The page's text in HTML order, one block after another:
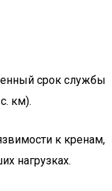
срок службы
км).
к кренам,
нагрузках.